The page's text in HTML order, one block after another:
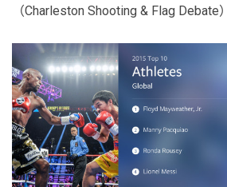
（Charleston Shooting & Flag Debate